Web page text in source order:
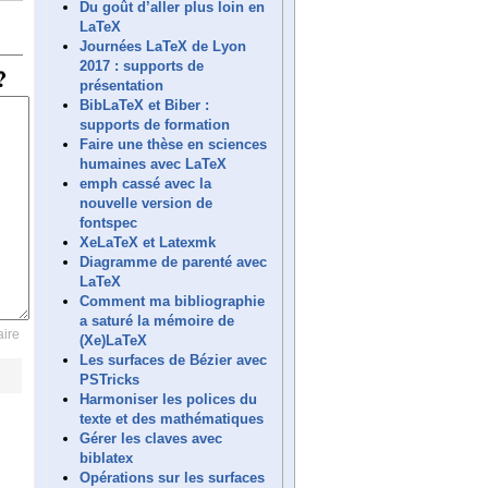
Du goût d’aller plus loin en
LaTeX
Journées LaTeX de Lyon
2017 : supports de
présentation
BibLaTeX et Biber :
supports de formation
Faire une thèse en sciences
humaines avec LaTeX
emph cassé avec la
nouvelle version de
fontspec
XeLaTeX et Latexmk
Diagramme de parenté avec
LaTeX
Comment ma bibliographie
a saturé la mémoire de
(Xe)LaTeX
Les surfaces de Bézier avec
PSTricks
Harmoniser les polices du
texte et des mathématiques
Gérer les claves avec
biblatex
Opérations sur les surfaces